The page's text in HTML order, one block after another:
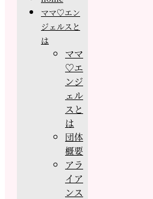
ママ♡エン
ジェルスと
は
ママ
♡エ
ンジ
ェル
スと
は
団体
概要
アラ
イア
ンス